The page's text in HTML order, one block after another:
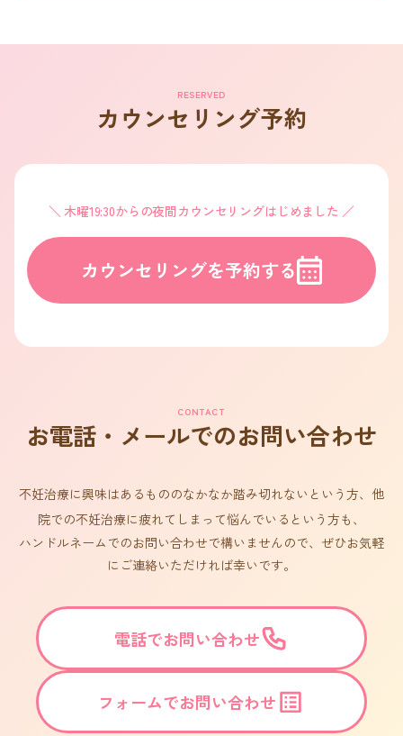
RESERVED
カウンセリング予約
木曜19:30からの夜間カウンセリングはじめました
カウンセリングを予約する
CONTACT
お電話・メールでのお問い合わせ
不妊治療に興味はあるもののなかなか踏み切れないという方、他
院での不妊治療に疲れてしまって悩んでいるという方も、
ハンドルネームでのお問い合わせで構いませんので、ぜひお気軽
にご連絡いただければ幸いです。
電話でお問い合わせ
フォームでお問い合わせ